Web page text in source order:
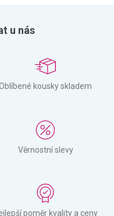
u nás
kousky skladem
Věrnostní slevy
poměr kvality a ceny